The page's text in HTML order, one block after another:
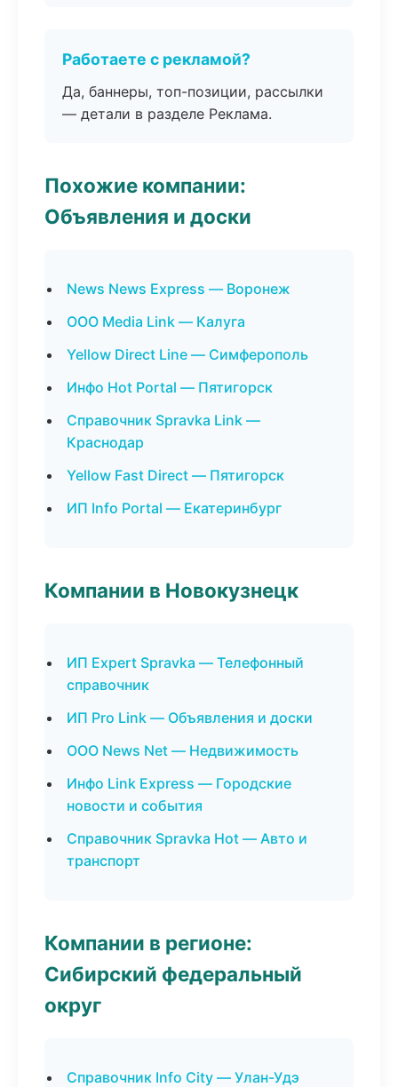
Работаете с рекламой?
Да, баннеры, топ-позиции, рассылки
— детали в разделе Реклама.
Похожие компании:
Объявления и доски
News News Express — Воронеж
ООО Media Link — Калуга
Yellow Direct Line — Симферополь
Инфо Hot Portal — Пятигорск
Справочник Spravka Link —
Краснодар
Yellow Fast Direct — Пятигорск
ИП Info Portal — Екатеринбург
Компании в Новокузнецк
ИП Expert Spravka — Телефонный
справочник
ИП Pro Link — Объявления и доски
ООО News Net — Недвижимость
Инфо Link Express — Городские
новости и события
Справочник Spravka Hot — Авто и
транспорт
Компании в регионе:
Сибирский федеральный
округ
Справочник Info City — Улан-Удэ